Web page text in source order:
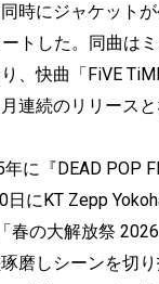
時にジャケット
トした。同曲は
、快曲「FiVE
連続のリリースと
に『DEAD POP
にKT Zepp
春の大解放祭
磨しシーンを切